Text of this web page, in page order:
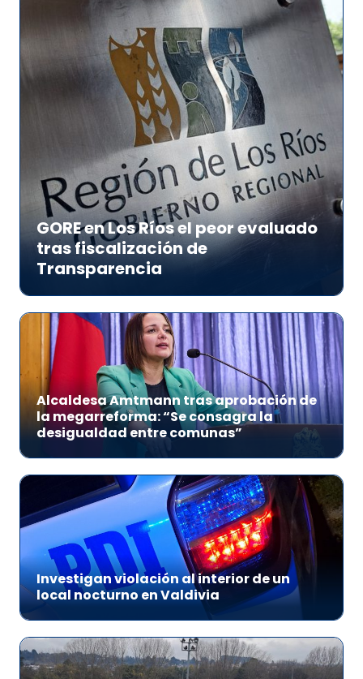
GORE en Los Ríos el peor evaluado
tras fiscalización de
Transparencia
Alcaldesa Amtmann tras aprobación de
la megarreforma: “Se consagra la
desigualdad entre comunas”
Investigan violación al interior de un
local nocturno en Valdivia